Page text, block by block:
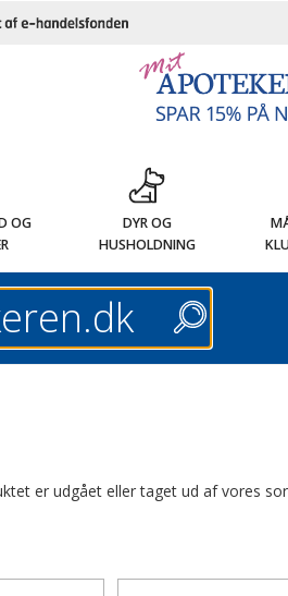
OG
DYR OG
HUSHOLDNING
Søg
er udgået eller taget ud af vores